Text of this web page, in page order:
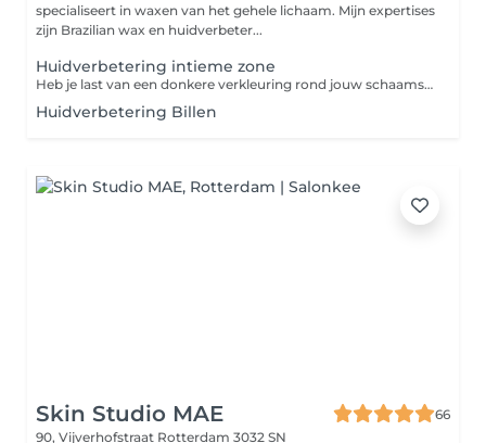
specialiseert in waxen van het gehele lichaam. Mijn expertises
zijn Brazilian wax en huidverbeter...
Huidverbetering intieme zone
Heb je last van een donkere verkleuring rond jouw schaamstreek en wil je hier iets aan doen? Dan is deze peeling wellicht geschikt. Met een chemische peeling kan de bovenste laag van de huid worden verwijderd. Door de peeling verdwijnen kleine beschadigingen in de huid, zoals sporen van littekens en kleine rimpels of pigmentatie. Hierdoor wordt de schaamstreek dus lichter van kleur. De behandeling duurt gemiddeld 40-60 minuten. De behandeling is vrijwel pijnloos, maar je kunt wél een tintelend gevoel ervaren. Je kunt dezelfde dag nog naar huis en je ervaart in principe geen pijn. De huid voelt wel droog aan en trekt een beetje. Het effect van een peeling is direct zichtbaar. Na drie weken zal de behandeling nog een keer uitgevoerd worden. Indicaties Slechte huidtextuur Huidverslapping Hyperpigmentatie Verwachting Verbetering van de textuur en het uiterlijk van de huid Huidverstrakking Verminderen hyperpigmentatie
Huidverbetering Billen
Skin Studio MAE
66
90, Vijverhofstraat Rotterdam 3032 SN